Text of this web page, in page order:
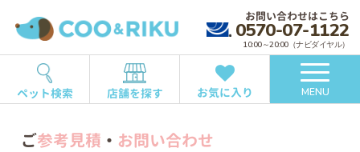
お問い合わせはこちら
0570-07-1122
10:00～20:00（ナビダイヤル）
ペット検索 店舗を探す お気に入り MENU
ご参考見積 ・ お問い合わせ